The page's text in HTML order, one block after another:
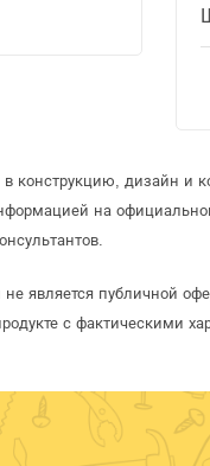
конструкцию, дизайн и
на
является публичной
с фактическими